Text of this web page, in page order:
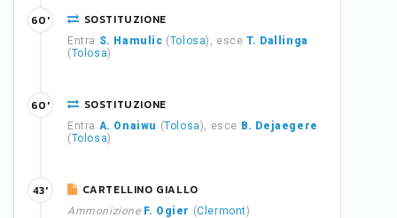
SOSTITUZIONE
Entra S. Hamulic (Tolosa), esceT. Dallinga
(Tolosa)
60'
SOSTITUZIONE
Entra A. Onaiwu (Tolosa), esce B. Dejaegere
(Tolosa)
60'
CARTELLINO GIALLO
Ammonizione F. Ogier (Clermont)
43'